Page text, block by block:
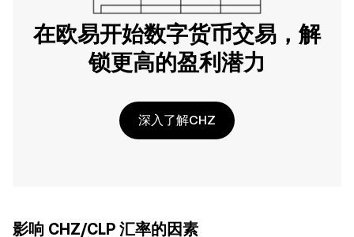
在欧易开始数字货币交易，解
锁更高的盈利潜力
深入了解CHZ
影响 CHZ/CLP 汇率的因素